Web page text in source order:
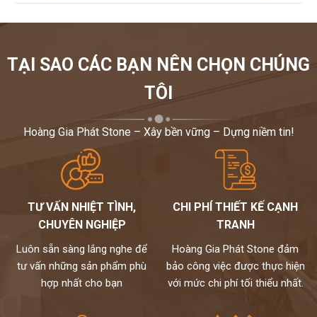
TẠI SAO CÁC BẠN NÊN CHỌN CHÚNG
TÔI
Hoàng Gia Phát Stone – Xây bền vững – Dựng niềm tin!
TƯ VẤN NHIỆT TÌNH,
CHUYÊN NGHIỆP
Luôn sẵn sàng lắng nghe để
tư vấn những sản phẩm phù
hợp nhất cho bạn
CHI PHÍ THIẾT KẾ CẠNH
TRANH
Hoàng Gia Phát Stone đảm
bảo công việc được thực hiện
với mức chi phí tối thiểu nhất.